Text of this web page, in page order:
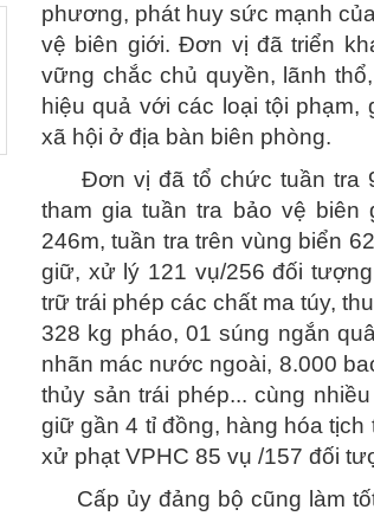
phương, phát huy sức mạnh
vệ biên giới. Đơn vị đã triển
vững chắc chủ quyền, lãnh
hiệu quả với các loại tội
xã hội ở địa bàn biên phòng.
Đơn vị đã tổ chức tuần tra
tham gia tuần tra bảo vệ biên
246m, tuần tra trên vùng biển
giữ, xử lý 121 vụ/256 đối
trữ trái phép các chất ma túy,
328 kg pháo, 01 súng ngắn
nhãn mác nước ngoài, 8.000
thủy sản trái phép... cùng
giữ gần 4 tỉ đồng, hàng hóa tịch
xử phạt VPHC 85 vụ /157 đối
Cấp ủy đảng bộ cũng làm